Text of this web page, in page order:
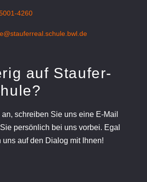
4260
auf Staufer-
schreiben Sie uns eine E-Mail
persönlich bei uns vorbei. Egal
uns auf den Dialog mit Ihnen!